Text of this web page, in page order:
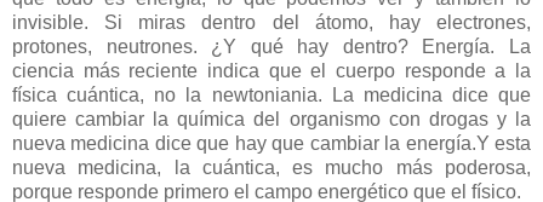
invisible. Si miras dentro del átomo, hay electrones,
protones, neutrones. ¿Y qué hay dentro? Energía. La
ciencia más reciente indica que el cuerpo responde a la
física cuántica, no la newtoniania. La medicina dice que
quiere cambiar la química del organismo con drogas y la
nueva medicina dice que hay que cambiar la energía.Y esta
nueva medicina, la cuántica, es mucho más poderosa,
porque responde primero el campo energético que el físico.